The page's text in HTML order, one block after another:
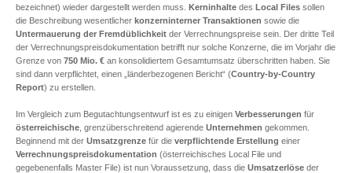
bezeichnet) wieder dargestellt werden muss.
Kerninhalte des Local Files sollen
die Beschreibung wesentlicher konzerninterner Transaktionen sowie die
Untermauerung der Fremdüblichkeit der Verrechnungspreise sein. Der dritte Teil
der Verrechnungspreisdokumentation betrifft nur solche Konzerne, die im Vorjahr die
Grenze von 750 Mio. € an konsolidiertem Gesamtumsatz überschritten haben. Sie
sind dann verpflichtet, einen „länderbezogenen Bericht“ (Country-by-Country
Report) zu erstellen.
Im Vergleich zum Begutachtungsentwurf ist es zu einigen Verbesserungen für
österreichische , grenzüberschreitend agierende Unternehmen gekommen.
Beginnend mit der Umsatzgrenze für die verpflichtende Erstellung einer
Verrechnungspreisdokumentation (österreichisches Local File und
gegebenenfalls Master File) ist nun Voraussetzung, dass die Umsatzerlöse der